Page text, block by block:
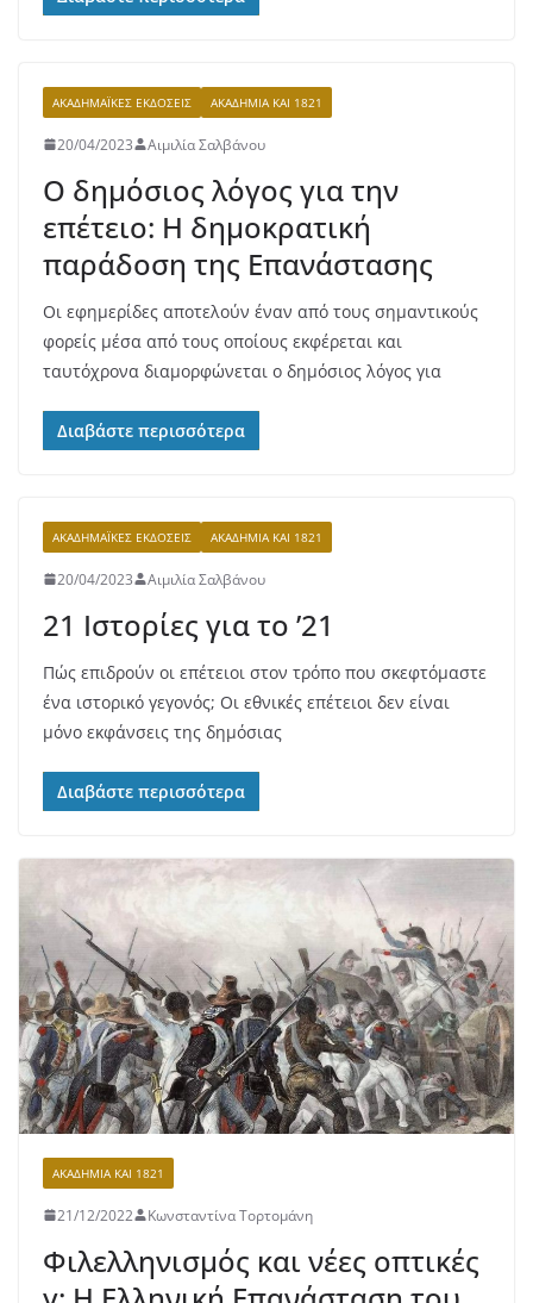
ΑΚΑΔΗΜΑΪΚΈΣ ΕΚΔΌΣΕΙΣ ΑΚΑΔΗΜΊΑ ΚΑΙ 1821
20/04/2023 Αιμιλία Σαλβάνου
Ο δημόσιος λόγος για την
επέτειο: Η δημοκρατική
παράδοση της Επανάστασης
Οι εφημερίδες αποτελούν έναν από τους σημαντικούς
φορείς μέσα από τους οποίους εκφέρεται και
ταυτόχρονα διαμορφώνεται ο δημόσιος λόγος για
Διαβάστε περισσότερα
ΑΚΑΔΗΜΑΪΚΈΣ ΕΚΔΌΣΕΙΣ ΑΚΑΔΗΜΊΑ ΚΑΙ 1821
20/04/2023 Αιμιλία Σαλβάνου
21 Ιστορίες για το ’21
Πώς επιδρούν οι επέτειοι στον τρόπο που σκεφτόμαστε
ένα ιστορικό γεγονός; Οι εθνικές επέτειοι δεν είναι
μόνο εκφάνσεις της δημόσιας
Διαβάστε περισσότερα
ΑΚΑΔΗΜΊΑ ΚΑΙ 1821
21/12/2022 Κωνσταντίνα Τορτομάνη
Φιλελληνισμός και νέες οπτικές